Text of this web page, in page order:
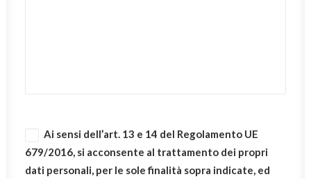
Ai sensi dell’art. 13 e 14 del Regolamento UE
679/2016, si acconsente al trattamento dei propri
dati personali, per le sole finalità sopra indicate, ed